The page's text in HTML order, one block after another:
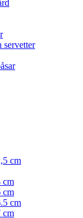
servetter
cm
cm
cm
cm
cm